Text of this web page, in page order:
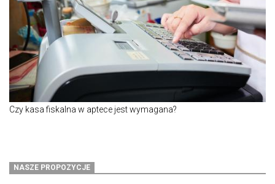
Czy kasa fiskalna w aptece jest wymagana?
NASZE PROPOZYCJE